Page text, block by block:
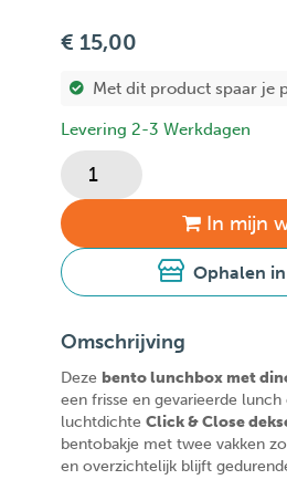
€ 15,00
Met dit product spaar je
Levering 2-3 Werkdagen
In mijn
Ophalen
Omschrijving
Deze bento lunchbox met
een frisse en gevarieerde
luchtdichteClick & Close
bentobakje met twee vakken
en overzichtelijk blijft